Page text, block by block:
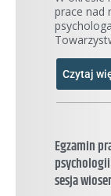
prace nad
Czytaj
Egzamin
sesja